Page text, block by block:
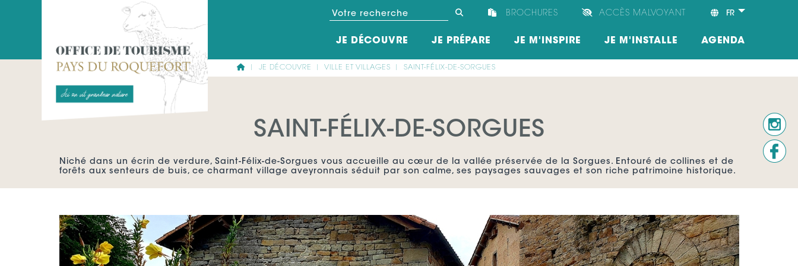
FR
ACCÈS MALVOYANT
BROCHURES
JE DÉCOUVRE JE PRÉPARE JE M'INSPIRE JE M'INSTALLE AGENDA
JE DÉCOUVRE VILLE ET VILLAGES SAINT-FÉLIX-DE-SORGUES
SAINT-FÉLIX-DE-SORGUES
Niché dans un écrin de verdure, Saint-Félix-de-Sorgues vous accueille au cœur de la vallée préservée de la Sorgues. Entouré de collines et de
forêts aux senteurs de buis, ce charmant village aveyronnais séduit par son calme, ses paysages sauvages et son riche patrimoine historique.